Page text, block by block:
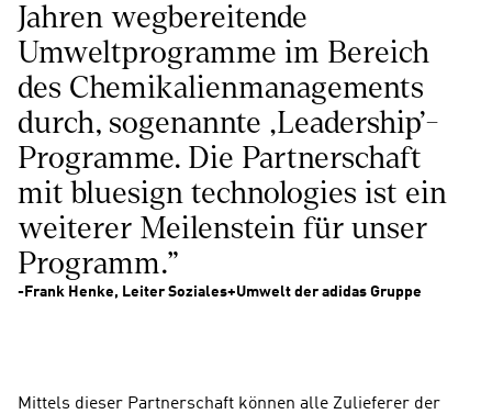
Jahren wegbereitende
Umweltprogramme im Bereich
des Chemikalienmanagements
durch, sogenannte ‚Leadership‘-
Programme. Die Partnerschaft
mit bluesign technologies ist ein
weiterer Meilenstein für unser
Programm."
-Frank Henke, Leiter Soziales+Umwelt der adidas Gruppe
Mittels dieser Partnerschaft können alle Zulieferer der